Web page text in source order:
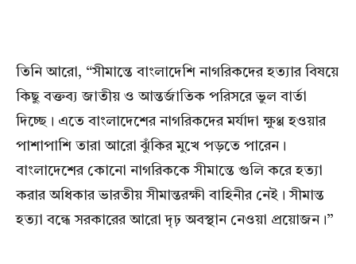
তিনি আরো, “সীমান্তে বাংলাদেশি নাগরিকদের হত্যার বিষয়ে
কিছু বক্তব্য জাতীয় ও আন্তর্জাতিক পরিসরে ভুল বার্তা
দিচ্ছে। এতে বাংলাদেশের নাগরিকদের মর্যাদা ক্ষুণ্ণ হওয়ার
পাশাপাশি তারা আরো ঝুঁকির মুখে পড়তে পারেন।
বাংলাদেশের কোনো নাগরিককে সীমান্তে গুলি করে হত্যা
করার অধিকার ভারতীয় সীমান্তরক্ষী বাহিনীর নেই। সীমান্ত
হত্যা বন্ধে সরকারের আরো দৃঢ় অবস্থান নেওয়া প্রয়োজন।”